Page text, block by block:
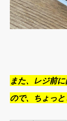
また、レジ前
ので、ちょっ